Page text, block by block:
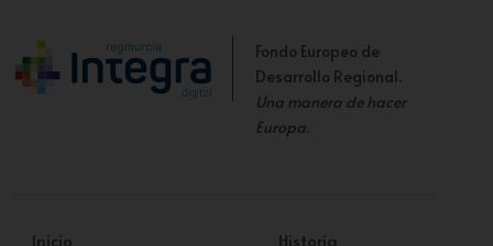
Fondo Europeo de
Desarrollo Regional.
Una manera de hacer
Europa.
Inicio
Historia